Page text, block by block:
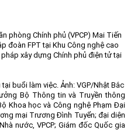
4
▼
▼
phòng Chính phủ (VPCP) Mai Tiến
đoàn FPT tại Khu Công nghệ cao
xây dựng Chính phủ điện tử tại
buổi làm việc. Ảnh: VGP/Nhật Bắc
Bộ Thông tin và Truyền thông
Khoa học và Công nghệ Phạm Đại
mại Trương Đình Tuyển; đại diện
nước, VPCP; Giám đốc Quốc gia